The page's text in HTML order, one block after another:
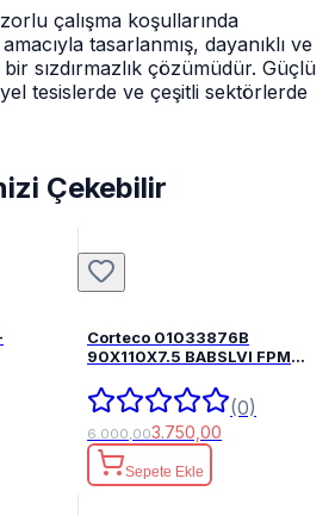
çalışma koşullarında
tasarlanmış, dayanıklı ve
sızdırmazlık çözümüdür. Güçlü
tesislerde ve çeşitli sektörlerde
Çekebilir
Corteco 01033876B
90X110X7.5 BABSLVI FPM
(0)
6.000,003.750,00
Sepete Ekle